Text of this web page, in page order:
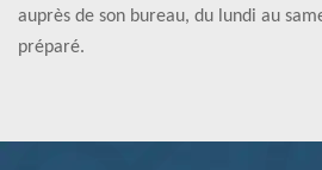
auprès de son bureau, du lundi au
préparé.